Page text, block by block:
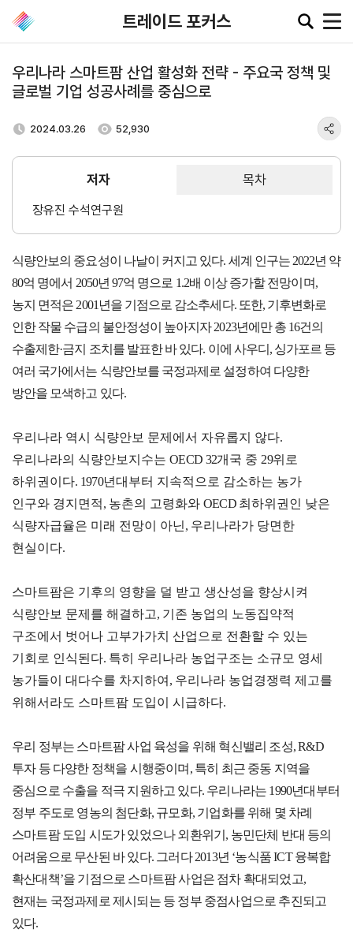
트레이드 포커스
보도자료
입찰공고
무역뉴스
뉴스레터
해외시장동향
유관기관소식
환율뉴스
원자재
시장
정보
연구·통계·관세
역통상
연구원
연구원
보고서
소부장산업
통상뉴스
수입규제
계
국내통계
해외통계
세계통계
비관세
장벽
관세
비관세장벽
FAQ
지원·사업
협회사업
사업신
청
진행중인
사업
종료된
사업
상시지원
지원/혜택
KITA
멤버십
혜택
상담
수출역
량진단
AI
빅데이
터
trade
Korea
바이어
발굴
교육/취업
무역아
카데미
e러닝
오프라인
우리나라 스마트팜 산업 활성화 전략 - 주요국 정책 및
글로벌 기업 성공사례를 중심으로
2024.03.26 52,930
저자 목차
장유진 수석연구원
식량안보의 중요성이 나날이 커지고 있다. 세계 인구는 2022년 약
80억 명에서 2050년 97억 명으로 1.2배 이상 증가할 전망이며,
농지 면적은 2001 년을 기점으로 감소추세다. 또한, 기후변화로
인한 작물 수급의 불안정성이 높아지자2023년에만 총 16건의
수출제한·금지 조치를 발표한 바 있다. 이에 사우디 , 싱가포르 등
여러 국가에서는 식량안보를 국정과제로 설정하여 다양한
방안을 모색하고 있다.
우리나라 역시 식량안보 문제에서 자유롭지 않다.
우리나라의 식량안보지수는 OECD 32개국 중 29위로
하위권이다. 1970년대부터 지속적으로 감소하는 농가
인구와 경지면적, 농촌의 고령화와 OECD 최하위권인 낮은
식량자급율은 미래 전망이 아닌, 우리나라가 당면한
현실이다.
스마트팜은 기후의 영향을 덜 받고 생산성을 향상시켜
식량안보 문제를 해결하고, 기존 농업의 노동집약적
구조에서 벗어나 고부가가치 산업으로 전환할 수 있는
기회로 인식된다. 특히 우리나라 농업구조는 소규모 영세
농가들이 대다수를 차지하여 , 우리나라 농업경쟁력 제고를
위해서라도 스마트팜 도입이 시급하다.
우리 정부는 스마트팜 사업 육성을 위해 혁신밸리 조성, R&D
투자 등 다양한 정책을 시행중이며 , 특히 최근 중동 지역을
중심으로 수출을 적극 지원하고 있다. 우리나라는 1990년대부터
정부 주도로 영농의 첨단화, 규모화, 기업화를 위해 몇 차례
스마트팜 도입 시도가 있었으나 외환위기 , 농민단체 반대 등의
어려움으로 무산된 바 있다. 그러다2013년 ‘농식품ICT융복합
확산대책’을 기점으로 스마트팜 사업은 점차 확대되었고,
현재는 국정과제로 제시되는 등 정부 중점사업으로 추진되고
있다.